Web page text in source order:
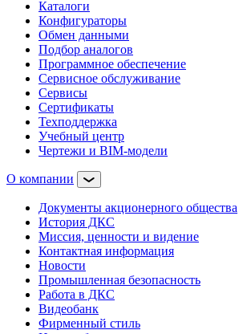
Каталоги
Конфигураторы
Обмен данными
Подбор аналогов
Программное обеспечение
Сервисное обслуживание
Сервисы
Сертификаты
Техподдержка
Учебный центр
Чертежи и BIM-модели
О компании
Документы акционерного общества
История ДКС
Миссия, ценности и видение
Контактная информация
Новости
Промышленная безопасность
Работа в ДКС
Видеобанк
Фирменный стиль